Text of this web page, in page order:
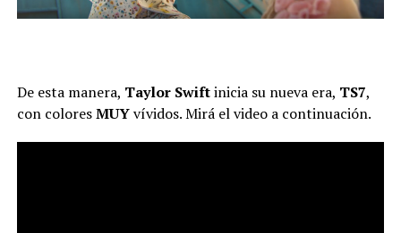
De esta manera, Taylor Swiftinicia su nueva era, TS7,
con coloresMUYvívidos. Mirá el video a continuación.